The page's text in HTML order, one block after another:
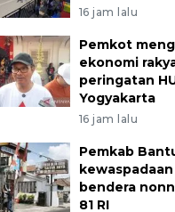
16 jam lalu
Pemkot
ekonomi
peringatan
Yogyakarta
16 jam lalu
Pemkab
bendera
81 RI